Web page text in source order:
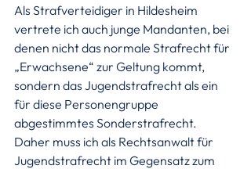
Als Strafverteidiger in Hildesheim
vertrete ich auch junge Mandanten, bei
denen nicht das normale Strafrecht für
„Erwachsene“ zur Geltung kommt,
sondern das Jugendstrafrecht als ein
für diese Personengruppe
abgestimmtes Sonderstrafrecht.
Daher muss ich als Rechtsanwalt für
Jugendstrafrecht im Gegensatz zum